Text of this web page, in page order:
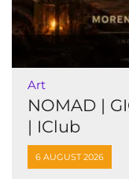
Art
NOMAD |
| IClub
6 AUGUST 2026